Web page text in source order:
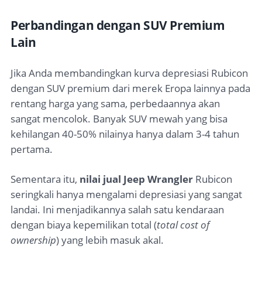
Perbandingan dengan SUV Premium
Lain
Jika Anda membandingkan kurva depresiasi Rubicon
dengan SUV premium dari merek Eropa lainnya pada
rentang harga yang sama, perbedaannya akan
sangat mencolok. Banyak SUV mewah yang bisa
kehilangan 40-50% nilainya hanya dalam 3-4 tahun
pertama.
Sementara itu, nilai jual Jeep Wrangler Rubicon
seringkali hanya mengalami depresiasi yang sangat
landai. Ini menjadikannya salah satu kendaraan
dengan biaya kepemilikan total (total cost of
ownership) yang lebih masuk akal.